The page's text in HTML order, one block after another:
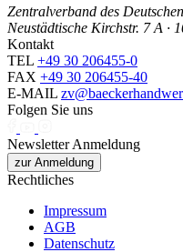
Zentralverband des
Neustädtische Kirchstr. 7 A ·
Kontakt
TEL +49 30 206455-0
FAX +49 30 206455-40
E-MAIL
Folgen Sie uns
Newsletter Anmeldung
zur Anmeldung
Rechtliches
Impressum
AGB
Datenschutz